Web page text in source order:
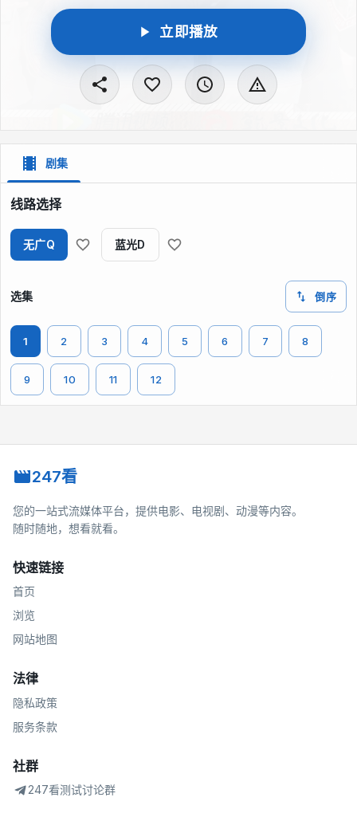
立即播放
剧集
线路选择
无广Q 蓝光D
选集 倒序
1 2 3 4 5 6 7 8
9 10 11 12
247看
您的一站式流媒体平台，提供电影、电视剧、动漫等内容。
随时随地，想看就看。
快速链接
首页
浏览
网站地图
法律
隐私政策
服务条款
社群
247看测试讨论群